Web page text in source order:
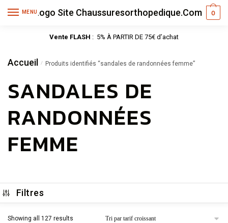
MENU 0
Vente FLASH : 5% À PARTIR DE 75€ d’achat
Accueil / Produits identifiés “sandales de randonnées femme”
SANDALES DE
RANDONNÉES
FEMME
Filtres
Showing all 127 results